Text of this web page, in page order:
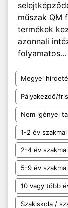
műszak QM
termékek
azonnali
folyamatos...
Megyei
Pályakezdő/
Nem igényel
1-2 év
2-4 év
5-9 év
10 vagy több
Szakiskola /